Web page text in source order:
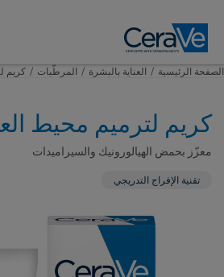
البحث
الصفحة الرئيسية​ / العناية بالبشرة / المرطّبات / كريم
كريم لترميم محيط
معزّز بحمض الهيالورونيك والسيراميدات
تقنية الإفراج التدريجي